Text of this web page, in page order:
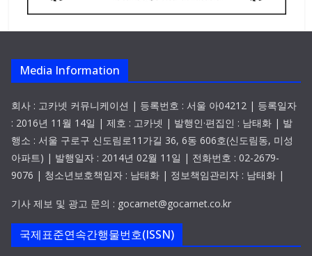
Media Information
회사 : 고카넷 커뮤니케이션 | 등록번호 : 서울 아04212 | 등록일자
: 2016년 11월 14일 | 제호 : 고카넷 | 발행인·편집인 : 남태화 | 발
행소 : 서울 구로구 신도림로11가길 36, 6동 606호(신도림동, 미성
아파트) | 발행일자 : 2014년 02월 11일 | 전화번호 : 02-2679-
9076 | 청소년보호책임자 : 남태화 | 정보책임관리자 : 남태화 |
기사 제보 및 광고 문의 : gocarnet@gocarnet.co.kr
국제표준연속간행물번호(ISSN)